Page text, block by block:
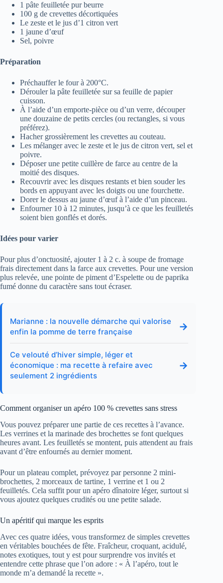
1 pâte feuilletée pur beurre
100 g de crevettes décortiquées
Le zeste et le jus d’1 citron vert
1 jaune d’œuf
Sel, poivre
Préparation
Préchauffer le four à 200°C.
Dérouler la pâte feuilletée sur sa feuille de papier
cuisson.
À l’aide d’un emporte-pièce ou d’un verre, découper
une douzaine de petits cercles (ou rectangles, si vous
préférez).
Hacher grossièrement les crevettes au couteau.
Les mélanger avec le zeste et le jus de citron vert, sel et
poivre.
Déposer une petite cuillère de farce au centre de la
moitié des disques.
Recouvrir avec les disques restants et bien souder les
bords en appuyant avec les doigts ou une fourchette.
Dorer le dessus au jaune d’œuf à l’aide d’un pinceau.
Enfourner 10 à 12 minutes, jusqu’à ce que les feuilletés
soient bien gonflés et dorés.
Idées pour varier
Pour plus d’onctuosité, ajouter 1 à 2 c. à soupe de fromage
frais directement dans la farce aux crevettes. Pour une version
plus relevée, une pointe de piment d’Espelette ou de paprika
fumé donne du caractère sans tout écraser.
Marianne : la nouvelle démarche qui valorise
enfin la pomme de terre française
→
Ce velouté d’hiver simple, léger et
économique : ma recette à refaire avec
seulement 2 ingrédients
→
Comment organiser un apéro 100 % crevettes sans stress
Vous pouvez préparer une partie de ces recettes à l’avance.
Les verrines et la marinade des brochettes se font quelques
heures avant. Les feuilletés se montent, puis attendent au frais
avant d’être enfournés au dernier moment.
Pour un plateau complet, prévoyez par personne 2 mini-
brochettes, 2 morceaux de tartine, 1 verrine et 1 ou 2
feuilletés. Cela suffit pour un apéro dînatoire léger, surtout si
vous ajoutez quelques crudités ou une petite salade.
Un apéritif qui marque les esprits
Avec ces quatre idées, vous transformez de simples crevettes
en véritables bouchées de fête. Fraîcheur, croquant, acidulé,
notes exotiques, tout y est pour surprendre vos invités et
entendre cette phrase que l’on adore : « À l’apéro, tout le
monde m’a demandé la recette ».